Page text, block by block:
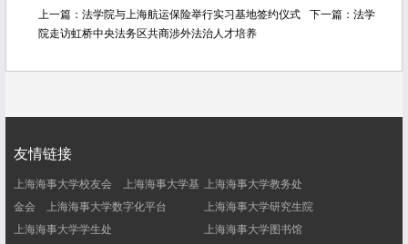
上一篇： 法学院与上海航运保险举行实习基地签约仪式 下一篇： 法学
院走访虹桥中央法务区共商涉外法治人才培养
友情链接
上海海事大学校友会
上海海事大学基
金会
上海海事大学数字化平台
上海海事大学教务处
上海海事大学研究生院
上海海事大学学生处
上海海事大学图书馆